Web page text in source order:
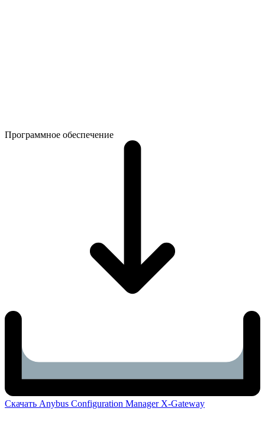
Программное обеспечение
Скачать Anybus Configuration Manager X-Gateway